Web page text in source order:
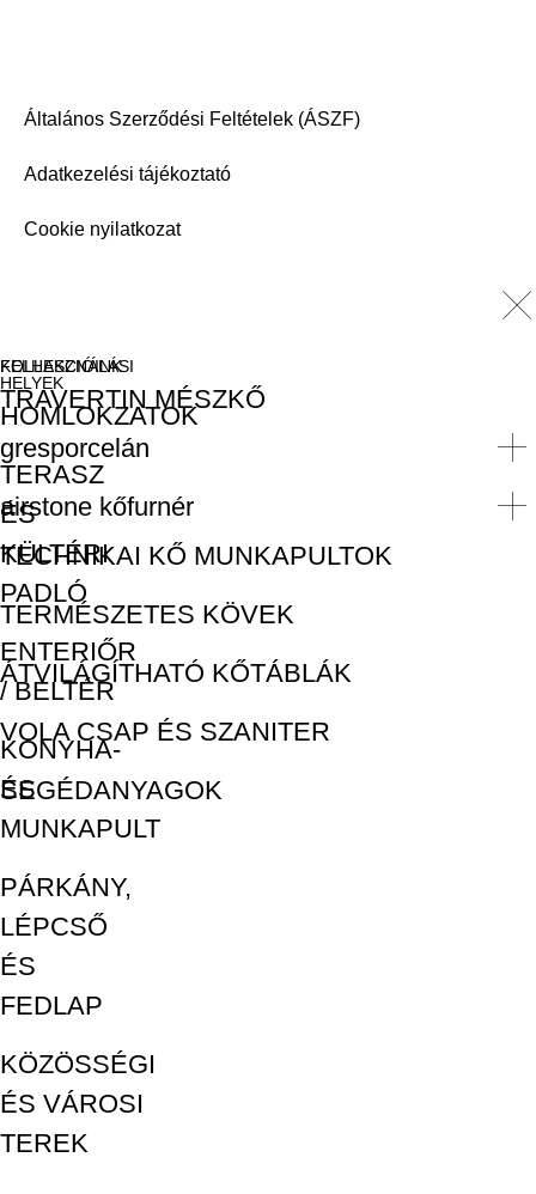
Általános Szerződési Feltételek (ÁSZF)
Adatkezelési tájékoztató
Cookie nyilatkozat
FELHASZNÁLÁSI
HELYEK
HOMLOKZATOK
TERASZ
ÉS
KÜLTÉRI
PADLÓ
ENTERIŐR
/ BELTÉR
KONYHA-
ÉS
MUNKAPULT
PÁRKÁNY,
LÉPCSŐ
ÉS
FEDLAP
KÖZÖSSÉGI
ÉS VÁROSI
TEREK
KOLLEKCIÓINK
TRAVERTIN MÉSZKŐ
gresporcelán
airstone kőfurnér
TECHNIKAI KŐ MUNKAPULTOK
TERMÉSZETES KÖVEK
ÁTVILÁGÍTHATÓ KŐTÁBLÁK
VOLA CSAP ÉS SZANITER
SEGÉDANYAGOK